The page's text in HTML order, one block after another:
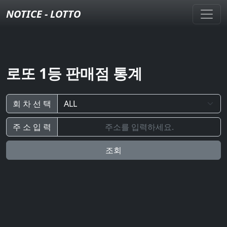
NOTICE - LOTTO
로또 1등 판매점 통계
회 차 선 택
주 소 입 력
조회